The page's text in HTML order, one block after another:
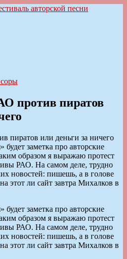
песни
против пиратов
будет заметка про авторские
образом я выражаю протест
РАО. На самом деле, трудно
новостей: пишешь, а в голове
этот ли сайт завтра Михалков в
будет заметка про авторские
образом я выражаю протест
РАО. На самом деле, трудно
новостей: пишешь, а в голове
этот ли сайт завтра Михалков в